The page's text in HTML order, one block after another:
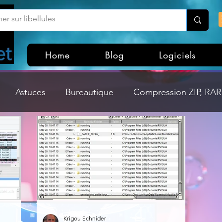
Home Blog Logiciels
Astuces Bureautique Compression ZIP,
Divers Dossier Windows Explorateurs de
Hardware Internet
Linux Mises à jour
Krigou Schnider